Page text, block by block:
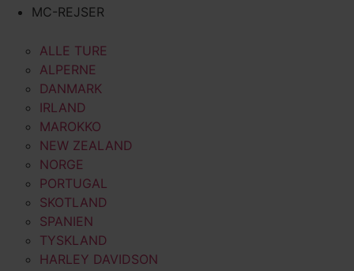
MC-REJSER
ALLE TURE
ALPERNE
DANMARK
IRLAND
MAROKKO
NEW ZEALAND
NORGE
PORTUGAL
SKOTLAND
SPANIEN
TYSKLAND
HARLEY DAVIDSON